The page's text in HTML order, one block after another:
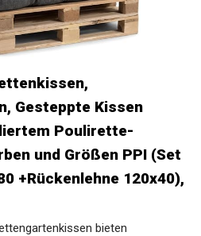
Gesteppte Kissen
Poulirette-
und Größen PPI (Set
+Rückenlehne 120x40),
bieten